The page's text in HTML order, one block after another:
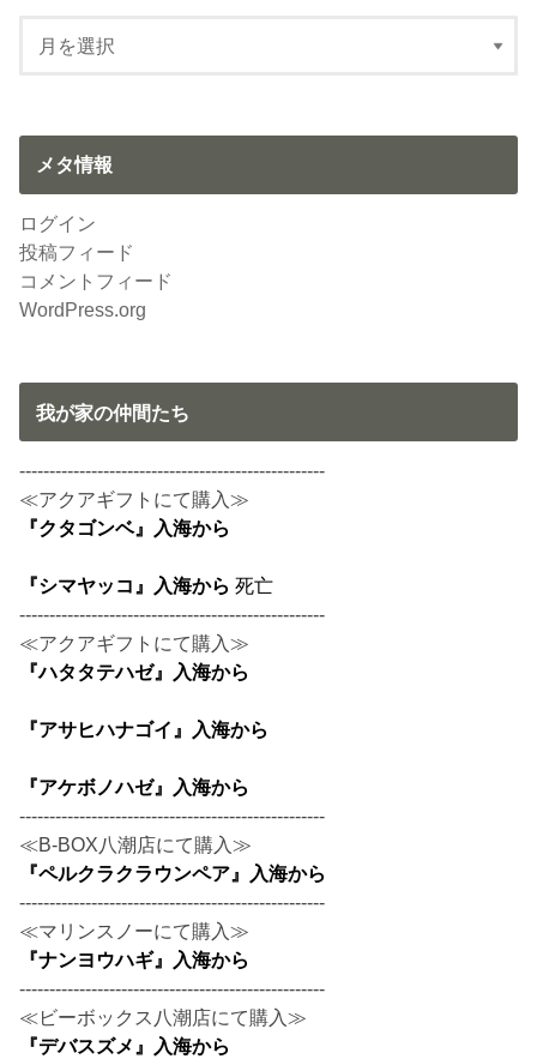
メタ情報
ログイン
投稿フィード
コメントフィード
WordPress.org
我が家の仲間たち
---------------------------------------------------
≪アクアギフトにて購入≫
『クタゴンベ』入海から
『シマヤッコ』入海から死亡
---------------------------------------------------
≪アクアギフトにて購入≫
『ハタタテハゼ』入海から
『アサヒハナゴイ』入海から
『アケボノハゼ』入海から
---------------------------------------------------
≪B-BOX八潮店にて購入≫
『ペルクラクラウンペア』入海から
---------------------------------------------------
≪マリンスノーにて購入≫
『ナンヨウハギ』入海から
---------------------------------------------------
≪ビーボックス八潮店にて購入≫
『デバスズメ』入海から